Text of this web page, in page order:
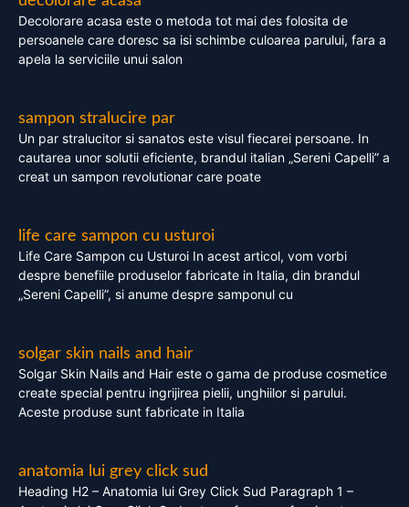
Decolorare acasa este o metoda tot mai des folosita de
persoanele care doresc sa isi schimbe culoarea parului, fara a
apela la serviciile unui salon
sampon stralucire par
Un par stralucitor si sanatos este visul fiecarei persoane. In
cautarea unor solutii eficiente, brandul italian „Sereni Capelli” a
creat un sampon revolutionar care poate
life care sampon cu usturoi
Life Care Sampon cu Usturoi In acest articol, vom vorbi
despre benefiile produselor fabricate in Italia, din brandul
„Sereni Capelli”, si anume despre samponul cu
solgar skin nails and hair
Solgar Skin Nails and Hair este o gama de produse cosmetice
create special pentru ingrijirea pielii, unghiilor si parului.
Aceste produse sunt fabricate in Italia
anatomia lui grey click sud
Heading H2 – Anatomia lui Grey Click Sud Paragraph 1 –